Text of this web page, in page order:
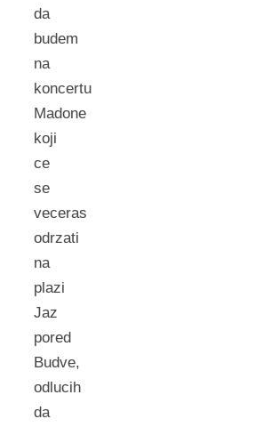
da
budem
na
koncertu
Madone
koji
ce
se
veceras
odrzati
na
plazi
Jaz
pored
Budve,
odlucih
da